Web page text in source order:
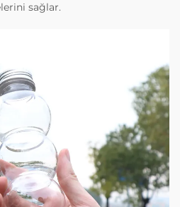
sağlar.